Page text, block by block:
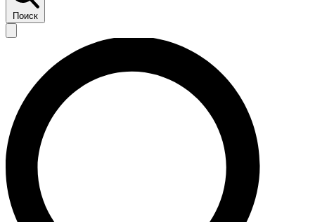
Поиск